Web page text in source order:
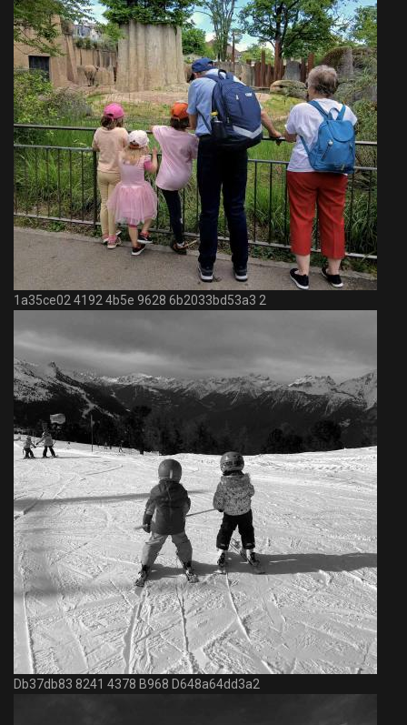
1a35ce02 4192 4b5e 9628 6b2033bd53a3 2
Db37db83 8241 4378 B968 D648a64dd3a2